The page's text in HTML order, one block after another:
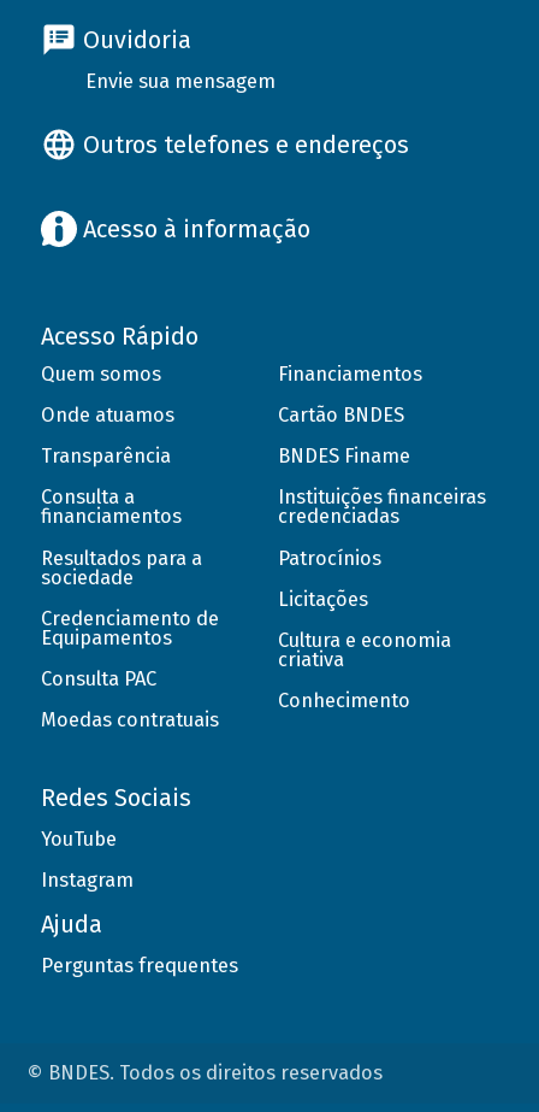
Ouvidoria
Envie sua mensagem
Outros telefones e endereços
Acesso à informação
Acesso Rápido
Quem somos
Onde atuamos
Transparência
Consulta a
financiamentos
Resultados para a
sociedade
Credenciamento de
Equipamentos
Consulta PAC
Moedas contratuais
Financiamentos
Cartão BNDES
BNDES Finame
Instituições financeiras
credenciadas
Patrocínios
Licitações
Cultura e economia
criativa
Conhecimento
Redes Sociais
YouTube
Instagram
Ajuda
Perguntas frequentes
© BNDES. Todos os direitos reservados